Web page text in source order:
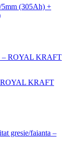
(305Ah) +
ROYAL KRAFT